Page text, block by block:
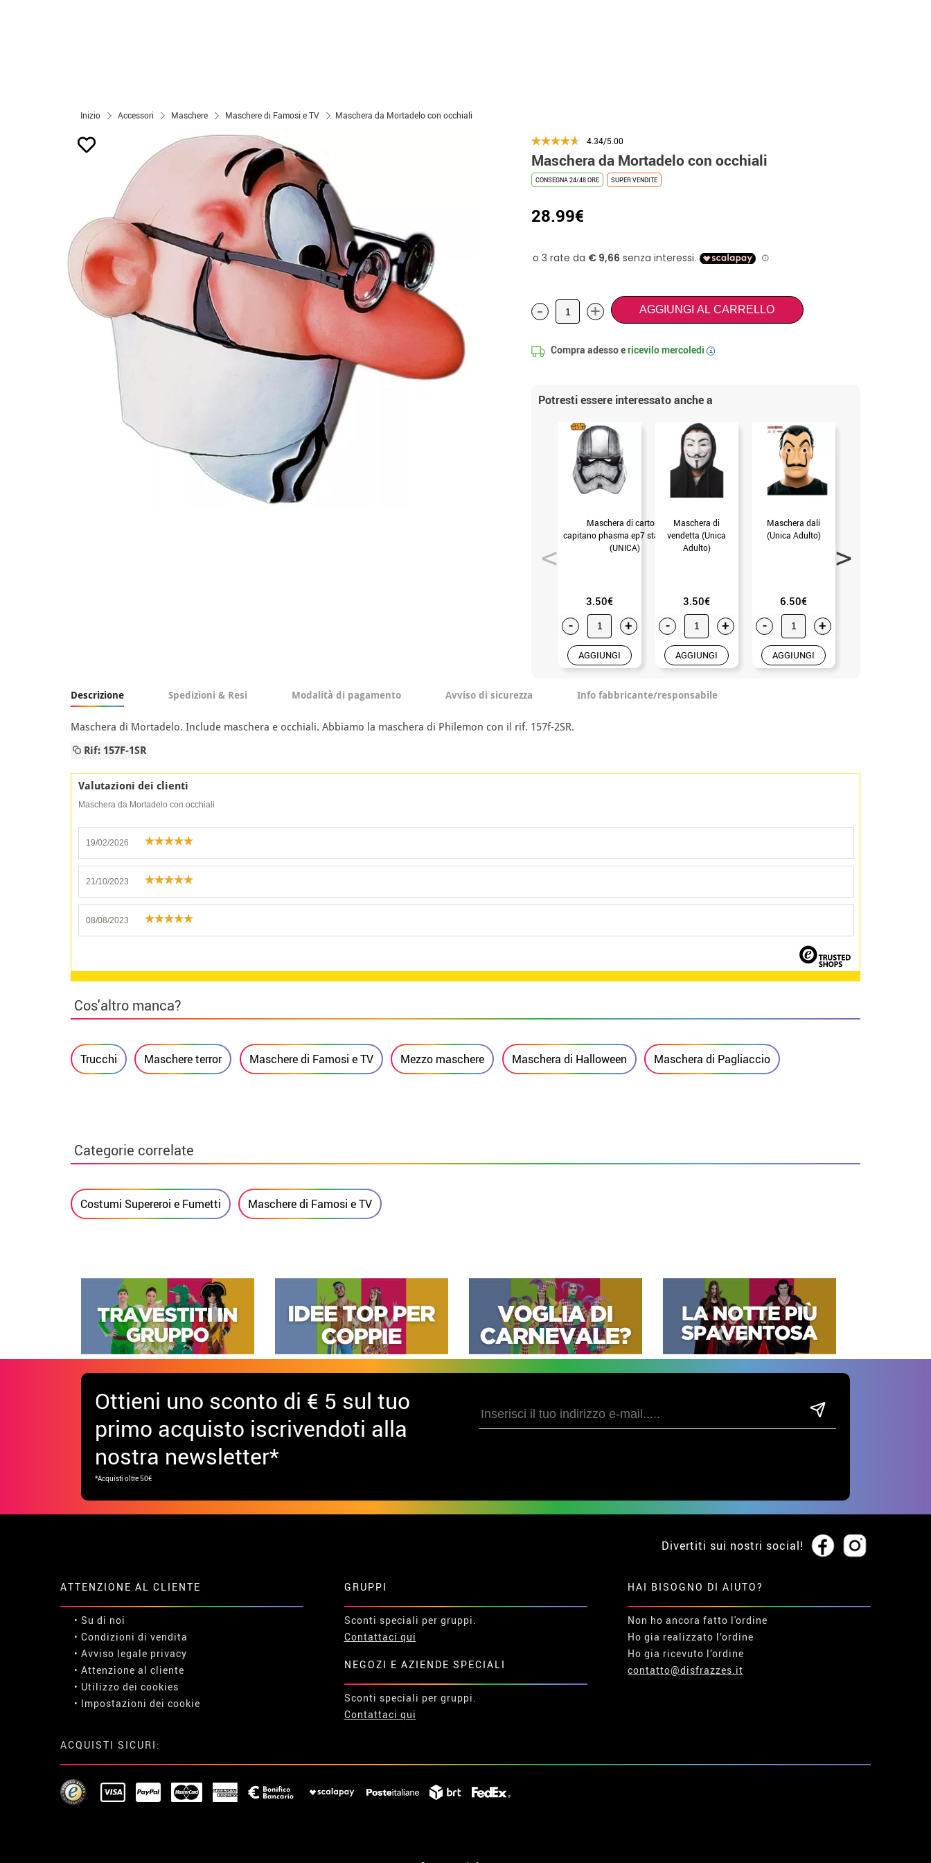
Inizio Accessori Maschere Maschere di Famosi e TV Maschera da Mortadelo con occhiali
4.34/5.00
Maschera da Mortadelo con occhiali
CONSEGNA 24/48 ORE SUPER VENDITE
28.99€
- + AGGIUNGI AL CARRELLO
Compra adesso ericevilomercoledì i
Potresti essere interessato anche a
Maschera di cartone
capitano phasma ep7 star guerre
(UNICA)
3.50€
- +
AGGIUNGI
Maschera di
vendetta (Unica
Adulto)
3.50€
- +
AGGIUNGI
Maschera dalí
(Unica Adulto)
6.50€
- +
AGGIUNGI
Descrizione Spedizioni & Resi Modalità di pagamento Avviso di sicurezza Info fabbricante/responsabile
Maschera di Mortadelo. Include maschera e occhiali. Abbiamo la maschera di Philemon con il rif. 157f-2SR.
Rif: 157F-1SR
Valutazioni dei clienti
Maschera da Mortadelo con occhiali
19/02/2026
21/10/2023
08/08/2023
Cos'altro manca?
Trucchi Maschere terror Maschere di Famosi e TV Mezzo maschere Maschera di Halloween Maschera di Pagliaccio
Categorie correlate
Costumi Supereroi e Fumetti Maschere di Famosi e TV
Ottieni uno sconto di € 5 sul tuo
primo acquisto iscrivendoti alla
nostra newsletter*
*Acquisti oltre 50€
Divertiti sui nostri social!
ATTENZIONE AL CLIENTE
• Su di noi
• Condizioni di vendita
• Avviso legale privacy
• Attenzione al cliente
• Utilizzo dei cookies
• Impostazioni dei cookie
GRUPPI
Sconti speciali per gruppi.
Contattaci qui
NEGOZI E AZIENDE SPECIALI
Sconti speciali per gruppi.
Contattaci qui
HAI BISOGNO DI AIUTO?
Non ho ancora fatto l'ordine
Ho gia realizzato l’ordine
Ho gia ricevuto l’ordine
contatto@disfrazzes.it
ACQUISTI SICURI: